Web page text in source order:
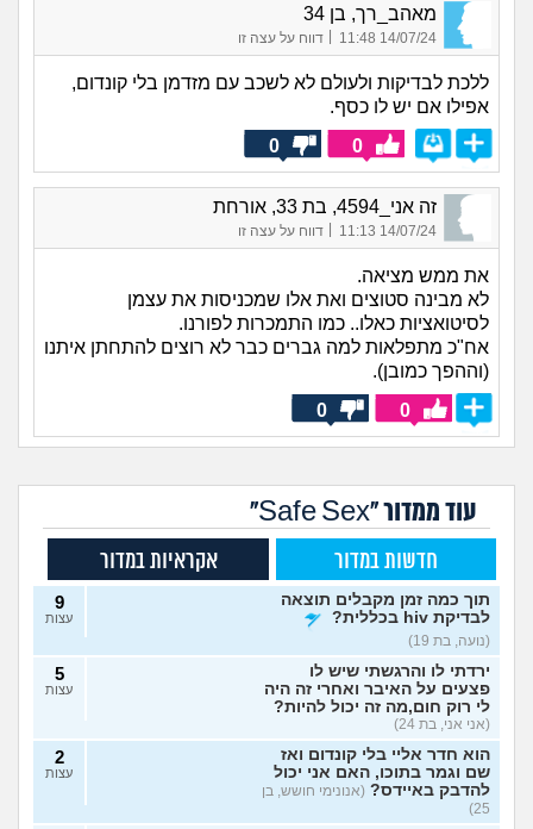
מאהב_רך, בן 34
14/07/24 11:48
| דווח על עצה זו
ללכת לבדיקות ולעולם לא לשכב עם מזדמן בלי קונדום,
אפילו אם יש לו כסף.
0
0
זה אני_4594, בת 33, אורחת
14/07/24 11:13 דווח על עצה זו
את ממש מציאה.
לא מבינה סטוצים ואת אלו שמכניסות את עצמן
לסיטואציות כאלו.. כמו התמכרות לפורנו.
אח"כ מתפלאות למה גברים כבר לא רוצים להתחתן איתנו
(וההפך כמובן).
0
0
עוד ממדור "Safe Sex"
חדשות במדור אקראיות במדור
תוך כמה זמן מקבלים תוצאה
לבדיקת hiv בכללית?
(נועה, בת 19)
9
עצות
ירדתי לו והרגשתי שיש לו
פצעים על האיבר ואחרי זה היה
לי רוק חום,מה זה יכול להיות?
(אני אני, בת 24)
5
עצות
הוא חדר אליי בלי קונדום ואז
שם וגמר בתוכו, האם אני יכול
להדבק באיידס? (אנונימי חושש, בן
25)
2
עצות